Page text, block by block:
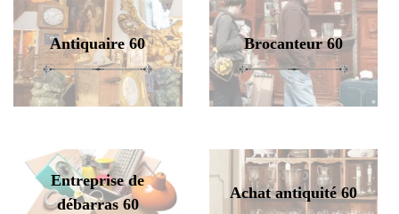
Antiquaire 60 Brocanteur 60
Entreprise de
débarras 60
Achat antiquité 60